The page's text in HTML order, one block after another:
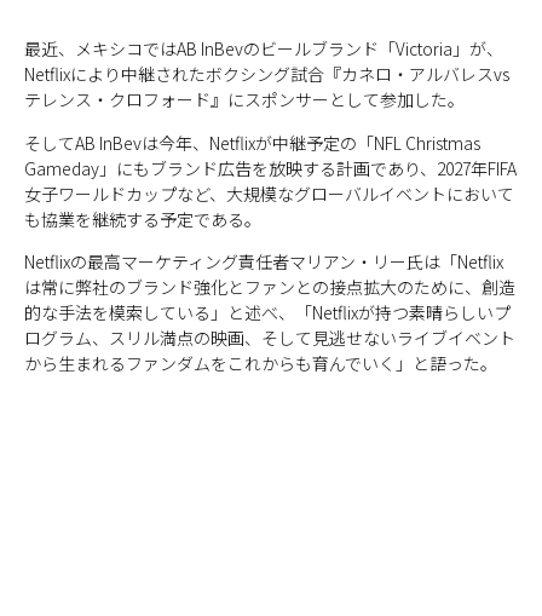
最近、メキシコではAB InBevのビールブランド「Victoria」が、
Netflixにより中継されたボクシング試合『カネロ・アルバレスvs
テレンス・クロフォード』にスポンサーとして参加した。
そしてAB InBevは今年、Netflixが中継予定の「NFL Christmas
Gameday」にもブランド広告を放映する計画であり、2027年FIFA
女子ワールドカップなど、大規模なグローバルイベントにおいて
も協業を継続する予定である。
Netflixの最高マーケティング責任者マリアン・リー氏は「Netflix
は常に弊社のブランド強化とファンとの接点拡大のために、創造
的な手法を模索している」と述べ、「Netflixが持つ素晴らしいプ
ログラム、スリル満点の映画、そして見逃せないライブイベント
から生まれるファンダムをこれからも育んでいく」と語った。